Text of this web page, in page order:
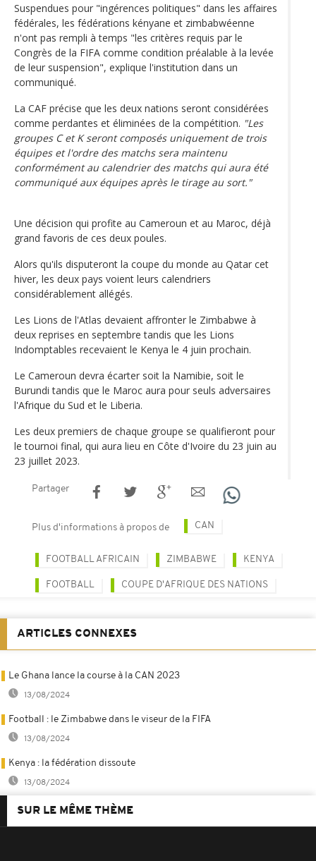
Suspendues pour "ingérences politiques" dans les affaires
fédérales, les fédérations kényane et zimbabwéenne
n'ont pas rempli à temps "les critères requis par le
Congrès de la FIFA comme condition préalable à la levée
de leur suspension", explique l'institution dans un
communiqué.
La CAF précise que les deux nations seront considérées
comme perdantes et éliminées de la compétition. "Les
groupes C et K seront composés uniquement de trois
équipes et l'ordre des matchs sera maintenu
conformément au calendrier des matchs qui aura été
communiqué aux équipes après le tirage au sort."
Une décision qui profite au Cameroun et au Maroc, déjà
grand favoris de ces deux poules.
Alors qu'ils disputeront la coupe du monde au Qatar cet
hiver, les deux pays voient leurs calendriers
considérablement allégés.
Les Lions de l'Atlas devaient affronter le Zimbabwe à
deux reprises en septembre tandis que les Lions
Indomptables recevaient le Kenya le 4 juin prochain.
Le Cameroun devra écarter soit la Namibie, soit le
Burundi tandis que le Maroc aura pour seuls adversaires
l'Afrique du Sud et le Liberia.
Les deux premiers de chaque groupe se qualifieront pour
le tournoi final, qui aura lieu en Côte d'Ivoire du 23 juin au
23 juillet 2023.
Partager
Plus d'informations à propos de CAN
FOOTBALL AFRICAIN ZIMBABWE KENYA
FOOTBALL COUPE D'AFRIQUE DES NATIONS
ARTICLES CONNEXES
Le Ghana lance la course à la CAN 2023
13/08/2024
Football : le Zimbabwe dans le viseur de la FIFA
13/08/2024
Kenya : la fédération dissoute
13/08/2024
SUR LE MÊME THÈME